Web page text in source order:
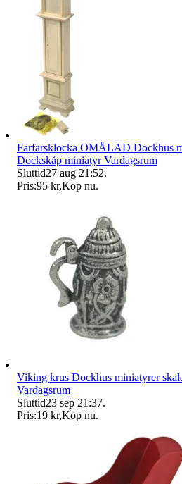
Farfarsklocka OMÅLAD Dockhus
Dockskåp miniatyr Vardagsrum
Sluttid27 aug 21:52.
Pris:95 kr,Köp nu.
Viking krus Dockhus miniatyrer
Vardagsrum
Sluttid23 sep 21:37.
Pris:19 kr,Köp nu.